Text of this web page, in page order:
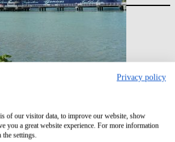
Mein Kreuzfahrtschiff, TUI
Mein Schiff 6 Pools
– Spaß und
Privacy policy
of our visitor data, to improve our website, show
you a great website experience. For more information
the settings.